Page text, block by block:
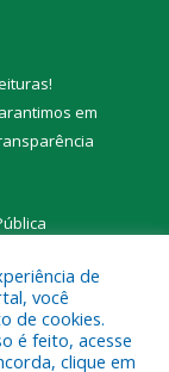
!
em
de Novo
de
você
de cookies.
é feito, acesse
clique em